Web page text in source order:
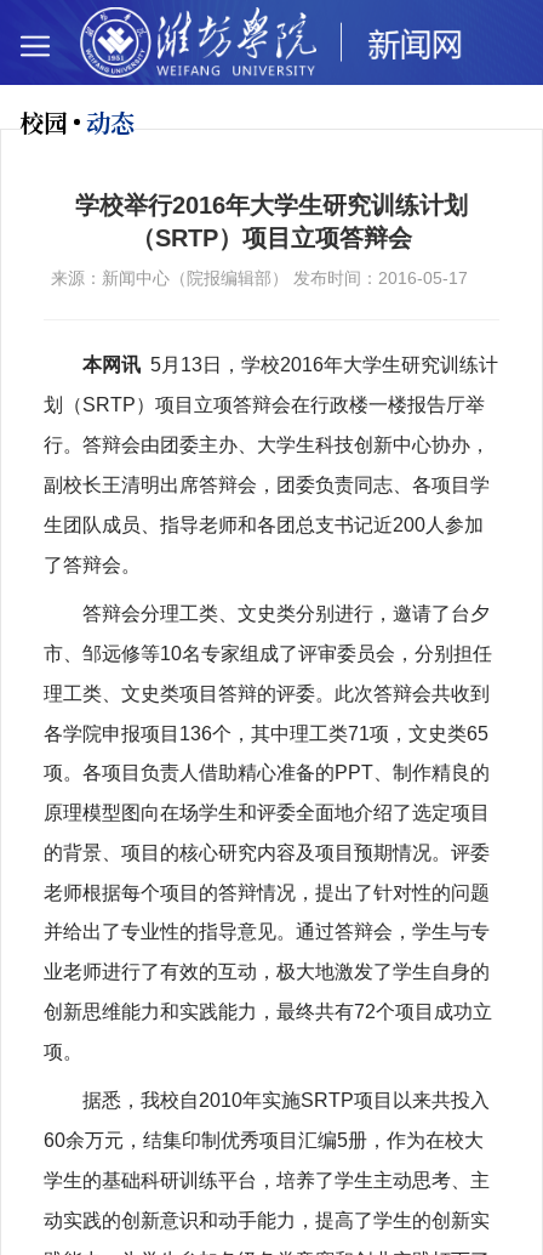
校园 动态
学校举行2016年大学生研究训练计划
（SRTP）项目立项答辩会
来源：新闻中心（院报编辑部） 发布时间：2016-05-17
本网讯 5月13日，学校2016年大学生研究训练计
划（SRTP）项目立项答辩会在行政楼一楼报告厅举
行。答辩会由团委主办、大学生科技创新中心协办，
副校长王清明出席答辩会，团委负责同志、 各项目学
生团队成员、指导老师和各团总支书记近200人参加
了答辩会。
答辩会分理工类、文史类分别进行，邀请了台夕
市、邹远修等10名专家组成了评审委员会，分别担任
理工类、文史类项目答辩的评委。此次答辩会共收到
各学院申报项目136个，其中理工类71项，文史类65
项。各项目负责人借助精心准备的PPT、制作精良的
原理模型图向在场学生和评委全面地介绍了选定项目
的背景、项目的核心研究内容及项目预期情况。评委
老师根据每个项目的答辩情况，提出了针对性的问题
并给出了专业性的指导意见。通过答辩会，学生与专
业老师进行了有效的互动，极大地激发了学生自身的
创新思维能力和实践能力，最终共有72个项目成功立
项。
据悉，我校自2010年实施SRTP项目以来共投入
60余万元，结集印制优秀项目汇编5册，作为在校大
学生的基础科研训练平台，培养了学生主动思考、主
动实践的创新意识和动手能力，提高了学生的创新实